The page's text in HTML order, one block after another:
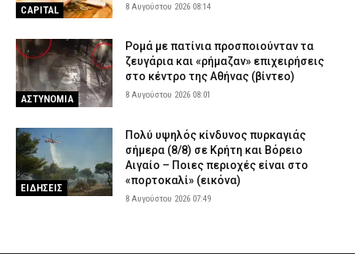
CAPITAL 8 Αυγούστου 2026 08:14
ΑΣΤΥΝΟΜΙΑ
Ρομά με πατίνια προσποιούνταν τα
ζευγάρια και «ρήμαζαν» επιχειρήσεις
στο κέντρο της Αθήνας (βίντεο)
8 Αυγούστου 2026 08:01
ΕΙΔΗΣΕΙΣ
Πολύ υψηλός κίνδυνος πυρκαγιάς
σήμερα (8/8) σε Κρήτη και Βόρειο
Αιγαίο – Ποιες περιοχές είναι στο
«πορτοκαλί» (εικόνα)
8 Αυγούστου 2026 07:49